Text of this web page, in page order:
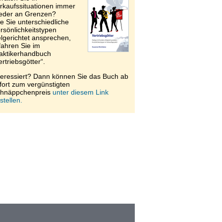
immer
an Grenzen?
Sie unterschiedliche
ansprechen,
Sie im
Dann können Sie das Buch ab
zum vergünstigten
unter diesem Link